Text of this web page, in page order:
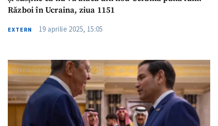
Trimite o informație
Război în Ucraina, ziua 1151
EXTERN 19 aprilie 2025, 15:05